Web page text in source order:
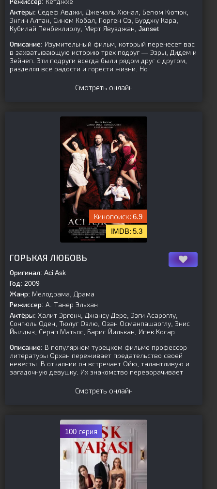
Актёры: Седеф Авджи, Джемаль Хюнал, Бегюм Кютюк,
Энгин Алтан, Синем Кобал, Гюрген Оз, Бурджу Кара,
Кубилай Пенбеклиолу, Мерт Явузджан, Janset
Описание: Изумительный фильм, который перенесет вас
в захватывающую историю трех подруг — Эзры, Дидем и
Зейнеп. Эти подруги всегда были рядом друг с другом,
разделяя все радости и горести жизни. Но
Смотреть онлайн
6.9
5.3
ГОРЬКАЯ ЛЮБОВЬ
Оригинал: Aci Ask
Год: 2009
Жанр: Мелодрама, Драма
Режиссер: А. Танер Эльхан
Актёры: Халит Эргенч, Джансу Дере, Эзги Асароглу,
Сонгюль Оден, Тюлуг Озлю, Озан Османпашаоглу, Энис
Йылдыз, Серап Матьяс, Барис Йилькан, Ипек Косар
Описание: В популярном турецком фильме профессор
литературы Орхан переживает предательство своей
невесты. В отчаянии он встречает Ойю, талантливую и
загадочную девушку. Их знакомство переворачивает
Смотреть онлайн
100 серия